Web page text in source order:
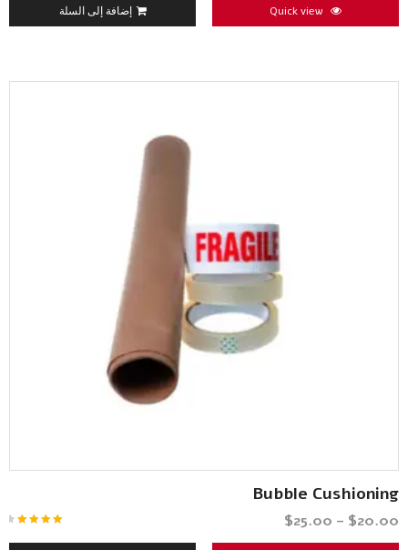
إضافة إلى السلة
Bubble Cushioning
التقييم
$20.00
–
$25.00